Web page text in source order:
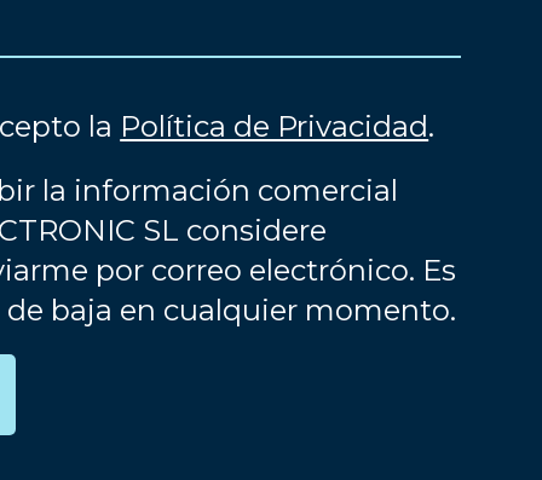
la Política de Privacidad.
la información comercial
SL considere
por correo electrónico. Es
de baja en cualquier momento.